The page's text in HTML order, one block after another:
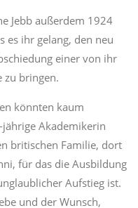
Jebb außerdem 1924
es ihr gelang, den neu
einer von ihr
zu bringen.
könnten kaum
Akademikerin
britischen Familie, dort
für das die Ausbildung
Aufstieg ist.
und der Wunsch,